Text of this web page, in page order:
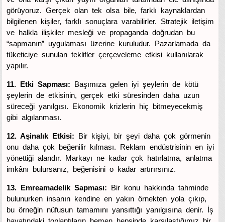
görüyoruz. Gerçek olan tek olsa bile, farklı kaynaklardan
bilgilenen kişiler, farklı sonuçlara varabilirler. Stratejik iletişim
ve halkla ilişkiler mesleği ve propaganda doğrudan bu
“sapmanın” uygulaması üzerine kuruludur. Pazarlamada da
tüketiciye sunulan teklifler çerçeveleme etkisi kullanılarak
yapılır.
11. Etki Sapması: Başımıza gelen iyi şeylerin de kötü
şeylerin de etkisinin, gerçek etki süresinden daha uzun
süreceği yanılgısı. Ekonomik krizlerin hiç bitmeyecekmiş
gibi algılanması.
12. Aşinalık Etkisi: Bir kişiyi, bir şeyi daha çok görmenin
onu daha çok beğenilir kılması. Reklam endüstrisinin en iyi
yönettiği alandır. Markayı ne kadar çok hatırlatma, anlatma
imkânı bulursanız, beğenisini o kadar artırırsınız.
13. Emreamadelik Sapması: Bir konu hakkında tahminde
bulunurken insanın kendine en yakın örnekten yola çıkıp,
bu örneğin nüfusun tamamını yansıttığı yanılgısına denir. İş